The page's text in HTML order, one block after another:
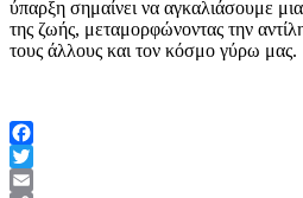
ύπαρξη σημαίνει να αγκαλιάσουμε
της ζωής, μεταμορφώνοντας την
τους άλλους και τον κόσμο γύρω μας.
Facebook
Twitter